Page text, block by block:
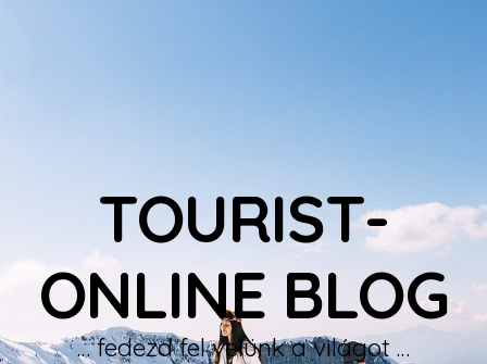
TOURIST-
ONLINE BLOG
… fedezd fel velünk a világot …